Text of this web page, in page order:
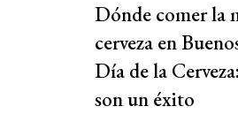
Dónde comer la
cerveza en
Día de la
son un éxito